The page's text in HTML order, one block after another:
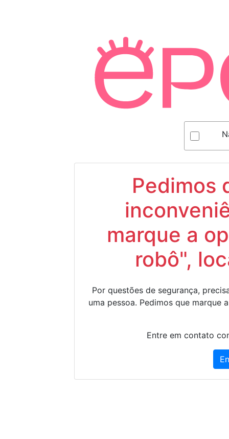
Pedimos
marque a
robô",
Por questões de segurança,
uma pessoa. Pedimos que marque
Entre em contato